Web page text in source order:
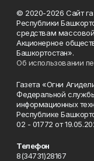
© 2020-2026 Сайт
Республики
средствам
Акционерное
Башкортостан».
Об использовании
Газета «Огни
Федеральной
информационных
Республике
02 - 01772 от
Телефон
8(34731)28167